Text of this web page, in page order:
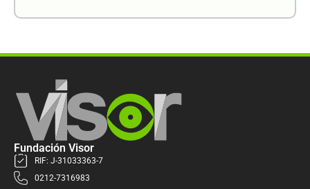
Fundación Visor
RIF: J-31033363-7
0212-7316983